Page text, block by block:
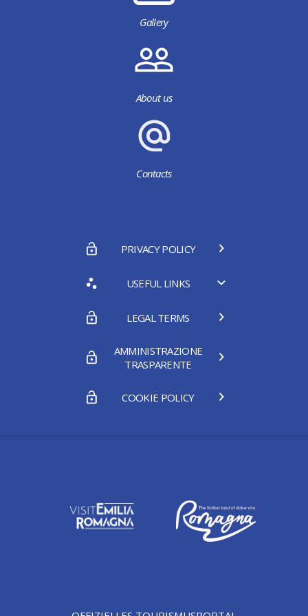
Gallery
About us
Contacts
PRIVACY POLICY
USEFUL LINKS
LEGAL TERMS
AMMINISTRAZIONE
TRASPARENTE
COOKIE POLICY